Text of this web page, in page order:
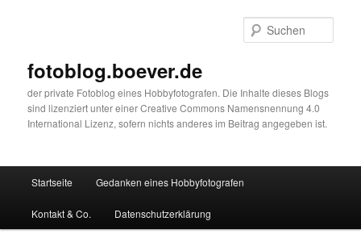
fotoblog.boever.de
der private Fotoblog eines Hobbyfotografen. Die Inhalte dieses Blogs
sind lizenziert unter einer Creative Commons Namensnennung 4.0
International Lizenz, sofern nichts anderes im Beitrag angegeben ist.
Startseite Gedanken eines Hobbyfotografen
Kontakt & Co. Datenschutzerklärung